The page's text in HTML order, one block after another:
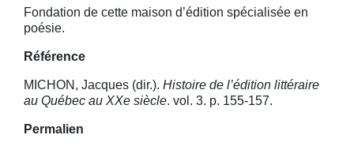
Fondation de cette maison d’édition spécialisée en
poésie.
Référence
MICHON, Jacques (dir.). Histoire de l’édition littéraire
au Québec au XXe siècle. vol. 3. p. 155-157.
Permalien